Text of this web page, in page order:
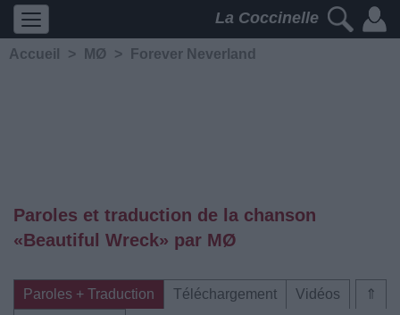
La Coccinelle
Accueil > MØ > Forever Neverland
Paroles et traduction de la chanson
«Beautiful Wreck» par MØ
⇑
Paroles + Traduction Téléchargement
Vidéos